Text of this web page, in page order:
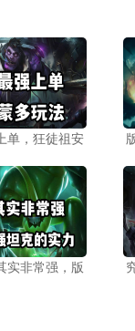
单，狂徒祖安
实非常强，版